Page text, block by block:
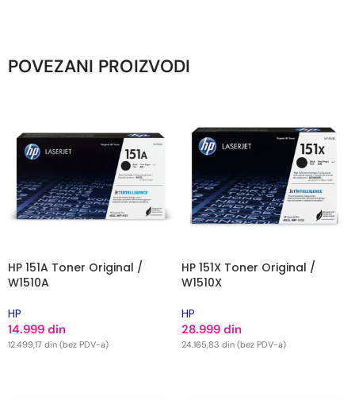
POVEZANI PROIZVODI
HP 151A Toner Original /
W1510A
HP
14.999 din
12.499,17 din (bez PDV-a)
HP 151X Toner Original /
W1510X
HP
28.999 din
24.165,83 din (bez PDV-a)